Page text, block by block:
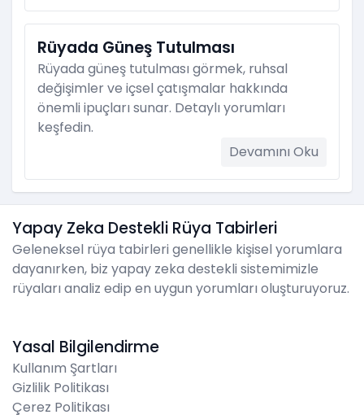
Rüyada Güneş Tutulması
Rüyada güneş tutulması görmek, ruhsal
değişimler ve içsel çatışmalar hakkında
önemli ipuçları sunar. Detaylı yorumları
keşfedin.
Devamını Oku
Yapay Zeka Destekli Rüya Tabirleri
Geleneksel rüya tabirleri genellikle kişisel yorumlara
dayanırken, biz yapay zeka destekli sistemimizle
rüyaları analiz edip en uygun yorumları oluşturuyoruz.
Yasal Bilgilendirme
Kullanım Şartları
Gizlilik Politikası
Çerez Politikası